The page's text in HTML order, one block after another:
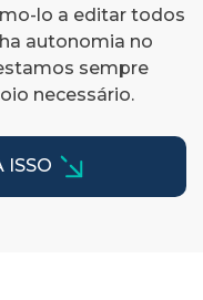
lo a editar todos
autonomia no
sempre
necessário.
ISSO